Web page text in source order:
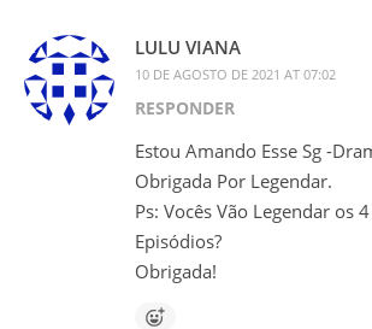
LULU VIANA
10 DE AGOSTO DE 2021 AT 07:02
RESPONDER
Estou Amando Esse Sg -
Obrigada Por Legendar.
Ps: Vocês Vão Legendar os
Episódios?
Obrigada!